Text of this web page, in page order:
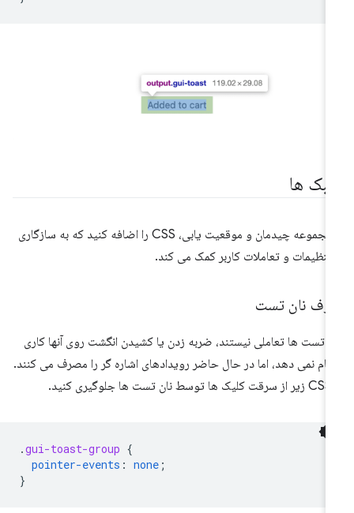
ها
با مجموعه چیدمان و موقعیت یابی، CSS را اضافه کنید که به سازگاری
تنظیمات و تعاملات کاربر کمک می کند.
نان تست
تست ها تعاملی نیستند، ضربه زدن یا کشیدن انگشت روی آنها کاری
نمی دهد، اما در حال حاضر رویدادهای اشاره گر را مصرف می کنند.
.gui-toast-group
pointer-events: none